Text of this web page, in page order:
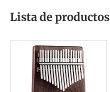
Lista de productos